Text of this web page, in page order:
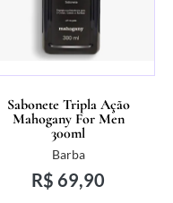
Sabonete Tripla Ação
Mahogany For Men
300ml
Barba
R$ 69,90